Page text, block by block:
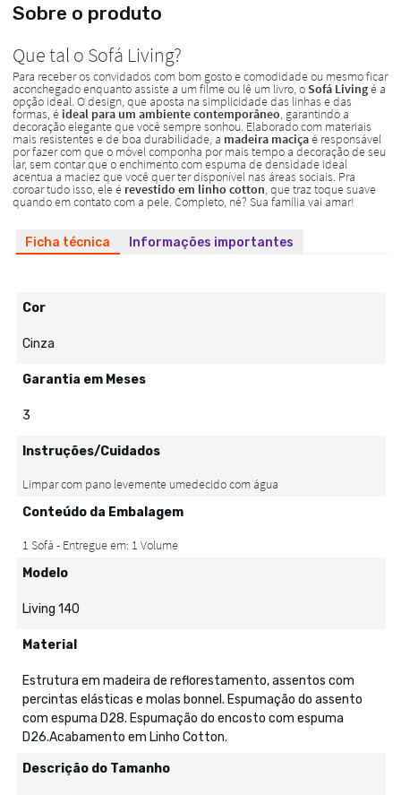
Sobre o produto
Ficha técnica Informações importantes
Cor
Cinza
Garantia em Meses
3
Instruções/Cuidados
Conteúdo da Embalagem
Modelo
Living 140
Material
Estrutura em madeira de reflorestamento, assentos com
percintas elásticas e molas bonnel. Espumação do assento
com espuma D28. Espumação do encosto com espuma
D26.Acabamento em Linho Cotton.
Descrição do Tamanho